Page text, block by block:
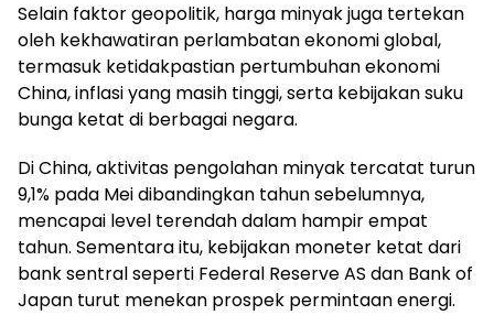
Selain faktor geopolitik, harga minyak juga tertekan
oleh kekhawatiran perlambatan ekonomi global,
termasuk ketidakpastian pertumbuhan ekonomi
China, inflasi yang masih tinggi, serta kebijakan suku
bunga ketat di berbagai negara.
Di China, aktivitas pengolahan minyak tercatat turun
9,1% pada Mei dibandingkan tahun sebelumnya,
mencapai level terendah dalam hampir empat
tahun. Sementara itu, kebijakan moneter ketat dari
bank sentral seperti Federal Reserve AS dan Bank of
Japan turut menekan prospek permintaan energi.